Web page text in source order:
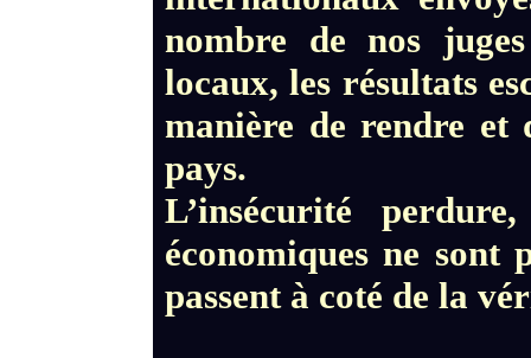
nombre de nos
locaux, les résultats
manière de rendre et
pays.
L’insécurité
économiques ne sont
passent à coté de la